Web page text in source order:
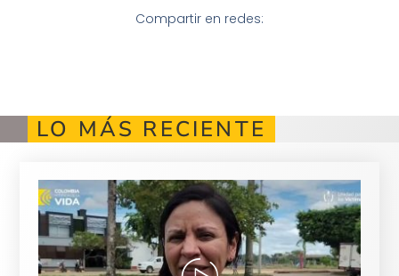
Compartir en redes:
LO MÁS RECIENTE